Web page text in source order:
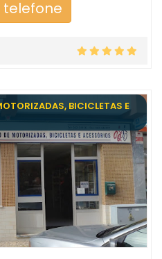
telefone
BICICLETAS E